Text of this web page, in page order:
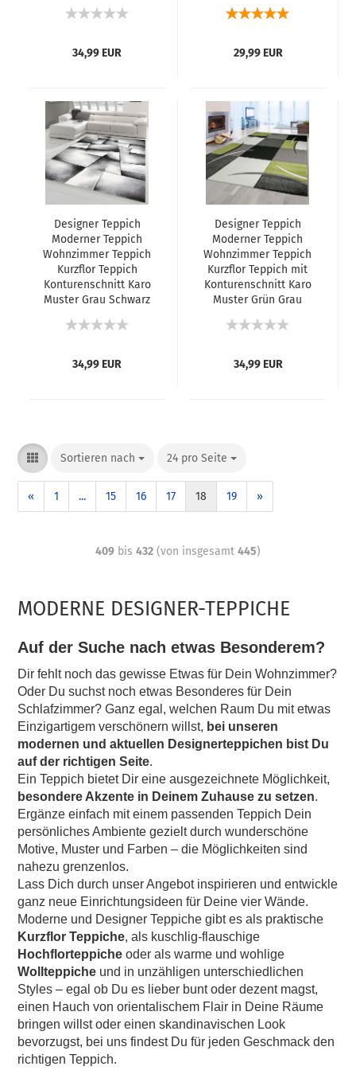
34,99 EUR 29,99 EUR
Designer Teppich
Moderner Teppich
Wohnzimmer Teppich
Kurzflor Teppich
Konturenschnitt Karo
Muster Grau Schwarz
34,99 EUR
Designer Teppich
Moderner Teppich
Wohnzimmer Teppich
Kurzflor Teppich mit
Konturenschnitt Karo
Muster Grün Grau
34,99 EUR
Sortieren nach 24 pro Seite
« 1 ... 15 16 17 18 19 »
409bis 432(von insgesamt 445)
MODERNE DESIGNER-TEPPICHE
Auf der Suche nach etwas Besonderem?
Dir fehlt noch das gewisse Etwas für Dein Wohnzimmer?
Oder Du suchst noch etwas Besonderes für Dein
Schlafzimmer? Ganz egal, welchen Raum Du mit etwas
Einzigartigem verschönern willst, bei unseren
modernen und aktuellen Designerteppichen bist Du
auf der richtigen Seite.
Ein Teppich bietet Dir eine ausgezeichnete Möglichkeit,
besondere Akzente in Deinem Zuhause zu setzen.
Ergänze einfach mit einem passenden Teppich Dein
persönliches Ambiente gezielt durch wunderschöne
Motive, Muster und Farben – die Möglichkeiten sind
nahezu grenzenlos.
Lass Dich durch unser Angebot inspirieren und entwickle
ganz neue Einrichtungsideen für Deine vier Wände.
Moderne und Designer Teppiche gibt es als praktische
Kurzflor Teppiche, als kuschlig-flauschige
Hochflorteppicheoder als warme und wohlige
Wollteppicheund in unzähligen unterschiedlichen
Styles – egal ob Du es lieber bunt oder dezent magst,
einen Hauch von orientalischem Flair in Deine Räume
bringen willst oder einen skandinavischen Look
bevorzugst, bei uns findest Du für jeden Geschmack den
richtigen Teppich.